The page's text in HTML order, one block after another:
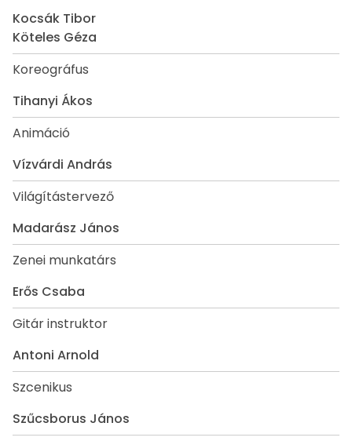
Kocsák Tibor
Köteles Géza
Koreográfus
Tihanyi Ákos
Animáció
Vízvárdi András
Világítástervező
Madarász János
Zenei munkatárs
Erős Csaba
Gitár instruktor
Antoni Arnold
Szcenikus
Szűcsborus János